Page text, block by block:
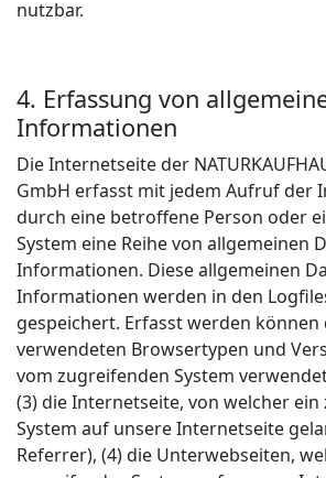
nutzbar.
4. Erfassung von
Informationen
Die Internetseite der
GmbH erfasst mit jedem Aufruf der
durch eine betroffene Person oder
System eine Reihe von allgemeinen
Informationen. Diese allgemeinen
Informationen werden in den
gespeichert. Erfasst werden können
verwendeten Browsertypen und
vom zugreifenden System
(3) die Internetseite, von welcher
System auf unsere Internetseite
Referrer), (4) die Unterwebseiten,